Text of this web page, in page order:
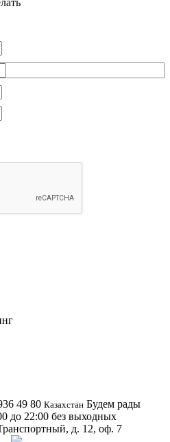
49 80 КазахстанБудем рады
до 22:00 без выходных
д. 12, оф. 7